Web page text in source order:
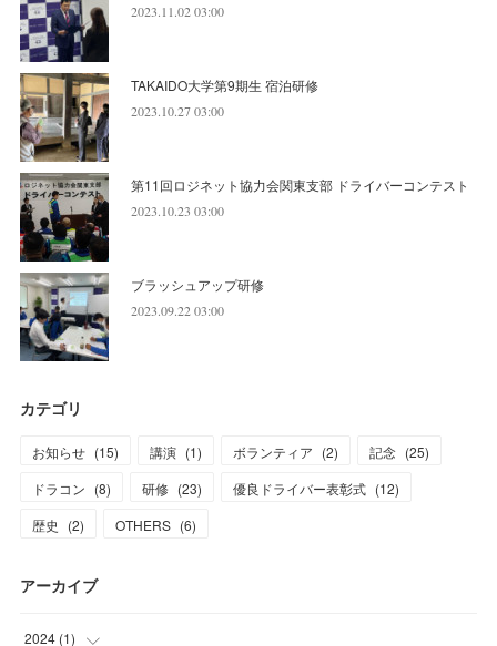
2023.11.02 03:00
TAKAIDO大学第9期生 宿泊研修
2023.10.27 03:00
第11回ロジネット協力会関東支部 ドライバーコンテスト
2023.10.23 03:00
ブラッシュアップ研修
2023.09.22 03:00
カテゴリ
お知らせ (15) 講演 (1) ボランティア (2) 記念 (25)
ドラコン (8) 研修 (23) 優良ドライバー表彰式 (12)
歴史
(2) OTHERS (6)
アーカイブ
2024 (1)